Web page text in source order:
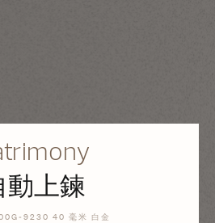
動上鍊
9230 40 毫米 白金